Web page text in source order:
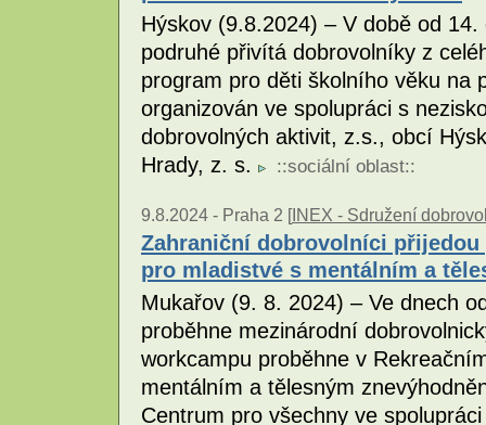
Hýskov (9.8.2024) – V době od
podruhé přivítá dobrovolníky z
program pro děti školního věku na
organizován ve spolupráci s
dobrovolných aktivit, z.s., obcí
Hrady, z. s.
::sociální oblast::
9.8.2024 - Praha 2 [INEX - Sdružení
Zahraniční dobrovolníci
pro mladistvé s mentálním a
Mukařov (9. 8. 2024) – Ve dnech
proběhne mezinárodní
workcampu proběhne v
mentálním a tělesným
Centrum pro všechny ve